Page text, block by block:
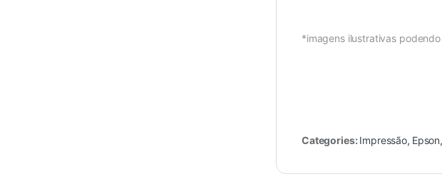
*imagens ilustrativas
Categories: Impressão, Epson,